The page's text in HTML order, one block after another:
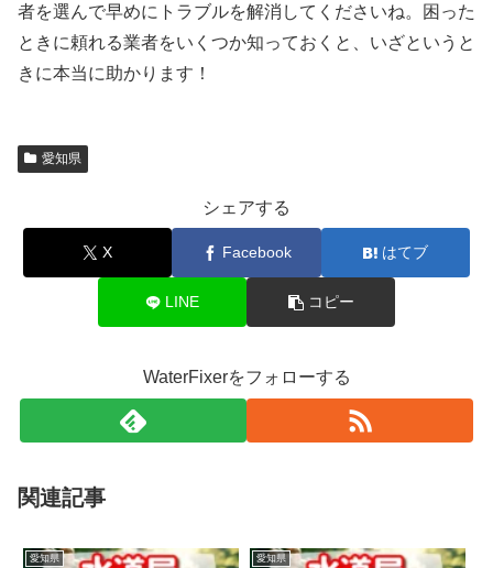
者を選んで早めにトラブルを解消してくださいね。困った
ときに頼れる業者をいくつか知っておくと、いざというと
きに本当に助かります！
愛知県
シェアする
X Facebook はてブ
LINE コピー
WaterFixerをフォローする
関連記事
愛知県 愛知県